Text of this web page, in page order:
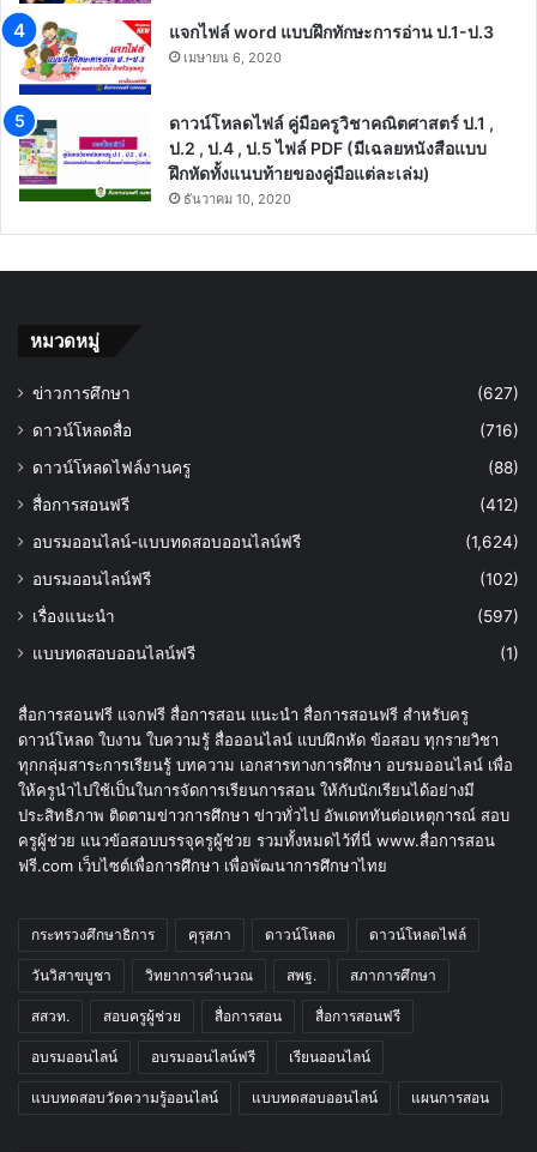
แจกไฟล์ word แบบฝึกทักษะการอ่าน ป.1-ป.3
เมษายน 6, 2020
ดาวน์โหลดไฟล์ คู่มือครูวิชาคณิตศาสตร์ ป.1 ,
ป.2 , ป.4 , ป.5 ไฟล์ PDF (มีเฉลยหนังสือแบบ
ฝึกหัดทั้งแนบท้ายของคู่มือแต่ละเล่ม)
ธันวาคม 10, 2020
หมวดหมู่
ข่าวการศึกษา
(627)
ดาวน์โหลดสื่อ
(716)
ดาวน์โหลดไฟล์งานครู
(88)
สื่อการสอนฟรี
(412)
อบรมออนไลน์-แบบทดสอบออนไลน์ฟรี
(1,624)
อบรมออนไลน์ฟรี
(102)
เรื่องแนะนำ
(597)
แบบทดสอบออนไลน์ฟรี
(1)
สื่อการสอนฟรี แจกฟรี สื่อการสอน แนะนำ สื่อการสอนฟรี สำหรับครู
ดาวน์โหลด ใบงาน ใบความรู้ สื่อออนไลน์ แบบฝึกหัด ข้อสอบ ทุกรายวิชา
ทุกกลุ่มสาระการเรียนรู้ บทความ เอกสารทางการศึกษา อบรมออนไลน์ เพื่อ
ให้ครูนำไปใช้เป็นในการจัดการเรียนการสอน ให้กับนักเรียนได้อย่างมี
ประสิทธิภาพ ติดตามข่าวการศึกษา ข่าวทั่วไป อัพเดททันต่อเหตุการณ์ สอบ
ครูผู้ช่วย แนวข้อสอบบรรจุครูผู้ช่วย รวมทั้งหมดไว้ที่นี่ www.สื่อการสอน
ฟรี.com เว็บไซต์เพื่อการศึกษา เพื่อพัฒนาการศึกษาไทย
กระทรวงศึกษาธิการ คุรุสภา ดาวน์โหลด ดาวน์โหลดไฟล์
วันวิสาขบูชา วิทยาการคำนวณ สพฐ. สภาการศึกษา
สสวท. สอบครูผู้ช่วย สื่อการสอน สื่อการสอนฟรี
อบรมออนไลน์ อบรมออนไลน์ฟรี เรียนออนไลน์
แบบทดสอบวัดความรู้ออนไลน์ แบบทดสอบออนไลน์ แผนการสอน